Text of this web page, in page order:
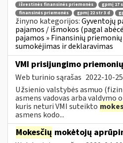
išvestinės finansinės priemonės
gpmį 17
finansinės priemonės
gpmį 22 str 3 d
žinyno kategorijos:Gyventojų
pajamos / išmokos (pagal
pajamos » Finansinių priemonių
sumokėjimas ir deklaravimas
VMI prisijungimo
Web turinio sąrašas 2022-10-25
Užsienio valstybės asmuo
asmens vadovas arba valdymo
kuris neturi VMI suteikto
asmens kodo...
Mokesčių mokėtojų